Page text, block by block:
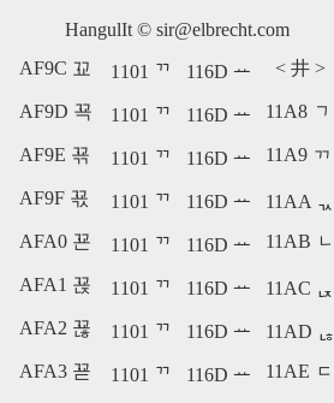
HangulIt © sir@elbrecht.com
AF9C 꾜
1101 ᄁ 116D ᅭ < 井 >
AF9D 꾝 1101 ᄁ 116D ᅭ 11A8 ᆨ
AF9E 꾞 1101 ᄁ 116D ᅭ 11A9 ᆩ
AF9F 꾟 1101 ᄁ 116D ᅭ
11AA ᆪ
AFA0 꾠
1101 ᄁ 116D ᅭ 11AB ᆫ
AFA1 꾡 1101 ᄁ 116D ᅭ
11AC ᆬ
AFA2 꾢
1101 ᄁ 116D ᅭ
11AD ᆭ
AFA3 꾣
1101 ᄁ 116D ᅭ 11AE ᆮ